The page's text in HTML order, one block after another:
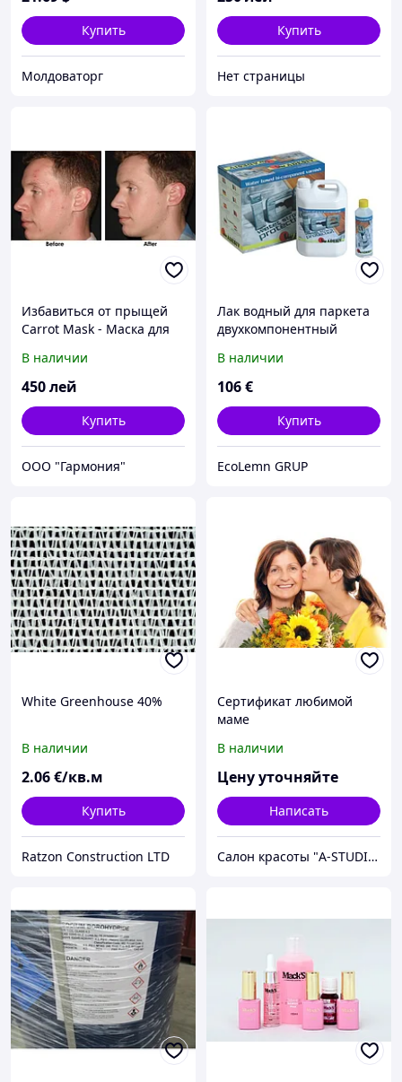
Купить
Молдоваторг
Купить
Нет страницы
Избавиться от прыщей
Carrot Mask - Маска для
кожи молдове
В наличии
450лей
Купить
ООО "Гармония"
Лак водный для паркета
двухкомпонентный
В наличии
106€
Купить
EcoLemn GRUP
White Greenhouse 40%
В наличии
2.06€/кв.м
Купить
Ratzon Construction LTD
Сертификат любимой
маме
В наличии
Цену уточняйте
Написать
Салон красоты "A-STUDIO"